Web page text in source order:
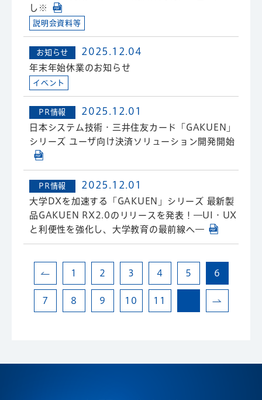
し※
説明会資料等
お知らせ 2025.12.04
年末年始休業のお知らせ
イベント
PR情報 2025.12.01
日本システム技術・三井住友カード「GAKUEN」
シリーズ ユーザ向け決済ソリューション開発開始
PR情報 2025.12.01
大学DXを加速する「GAKUEN」シリーズ 最新製
品GAKUEN RX2.0のリリースを発表！―UI・UX
と利便性を強化し、大学教育の最前線へ―
1 2 3 4 5 6
7 8 9 10 11